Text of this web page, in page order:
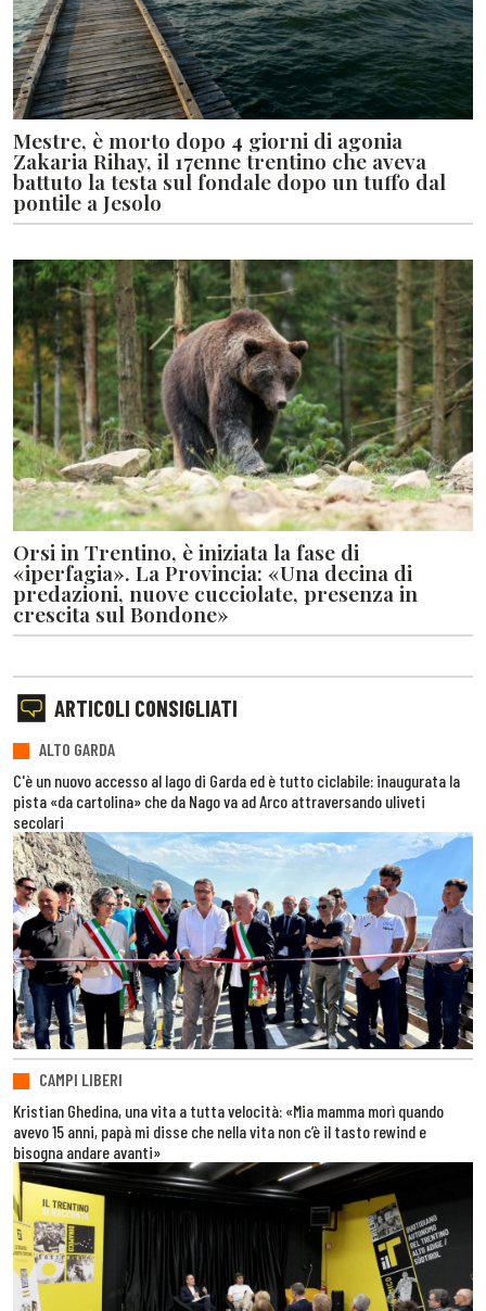
Mestre, è morto dopo 4 giorni di agonia
Zakaria Rihay, il 17enne trentino che aveva
battuto la testa sul fondale dopo un tuffo dal
pontile a Jesolo
Orsi in Trentino, è iniziata la fase di
«iperfagia». La Provincia: «Una decina di
predazioni, nuove cucciolate, presenza in
crescita sul Bondone»
ARTICOLI CONSIGLIATI
ALTO GARDA
C'è un nuovo accesso al lago di Garda ed è tutto ciclabile: inaugurata la
pista «da cartolina» che da Nago va ad Arco attraversando uliveti
secolari
CAMPI LIBERI
Kristian Ghedina, una vita a tutta velocità: «Mia mamma morì quando
avevo 15 anni, papà mi disse che nella vita non c’è il tasto rewind e
bisogna andare avanti»